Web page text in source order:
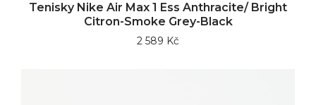
Tenisky Nike Air Max 1 Ess Anthracite/ Bright
Citron-Smoke Grey-Black
2 589 Kč